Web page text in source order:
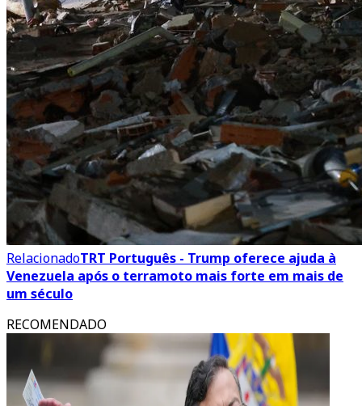
RelacionadoTRT Português - Trump oferece ajuda à
Venezuela após o terramoto mais forte em mais de
um século
RECOMENDADO